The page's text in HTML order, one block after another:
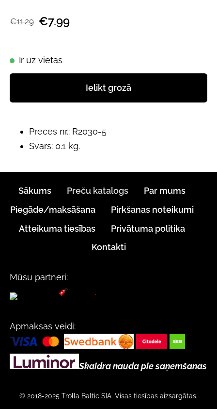
€11.29 €7.99
Ir uz vietas
Ielikt grozā
Preces nr.: R2030-5
Svars: 0.1 kg.
Sākums Preču katalogs
Par mums
Piegāde/maksāšana
Pirkšanas noteikumi
Atteikuma tiesības
Privātuma politika
Kontakti
Mūsu partneri:
Apmaksas veidi:
Skaidra nauda pie saņemšanas
© 2018-2025 Trolla Baltic SIA. Visas tiesības aizsargātas.